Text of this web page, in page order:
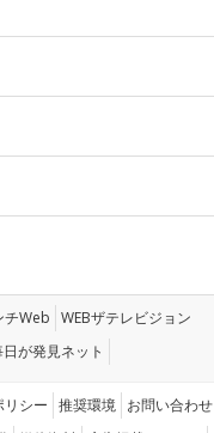
チWeb WEBザテレビジョン
が発見ネット
リシー 推奨環境 お問い合わせ